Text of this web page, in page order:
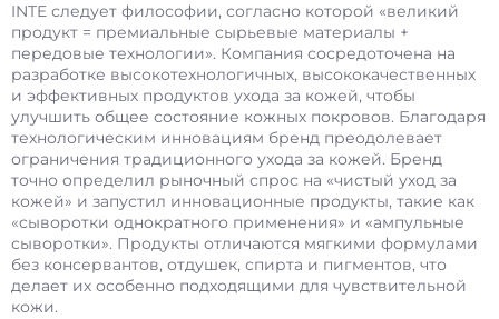
INTE следует философии, согласно которой «великий
продукт = премиальные сырьевые материалы +
передовые технологии». Компания сосредоточена на
разработке высокотехнологичных, высококачественных
и эффективных продуктов ухода за кожей, чтобы
улучшить общее состояние кожных покровов. Благодаря
технологическим инновациям бренд преодолевает
ограничения традиционного ухода за кожей. Бренд
точно определил рыночный спрос на «чистый уход за
кожей» и запустил инновационные продукты, такие как
«сыворотки однократного применения» и «ампульные
сыворотки». Продукты отличаются мягкими формулами
без консервантов, отдушек, спирта и пигментов, что
делает их особенно подходящими для чувствительной
кожи.